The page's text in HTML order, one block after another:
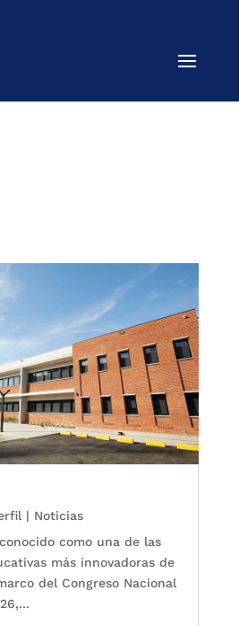
| Noticias
como una de las
más innovadoras de
del Congreso Nacional